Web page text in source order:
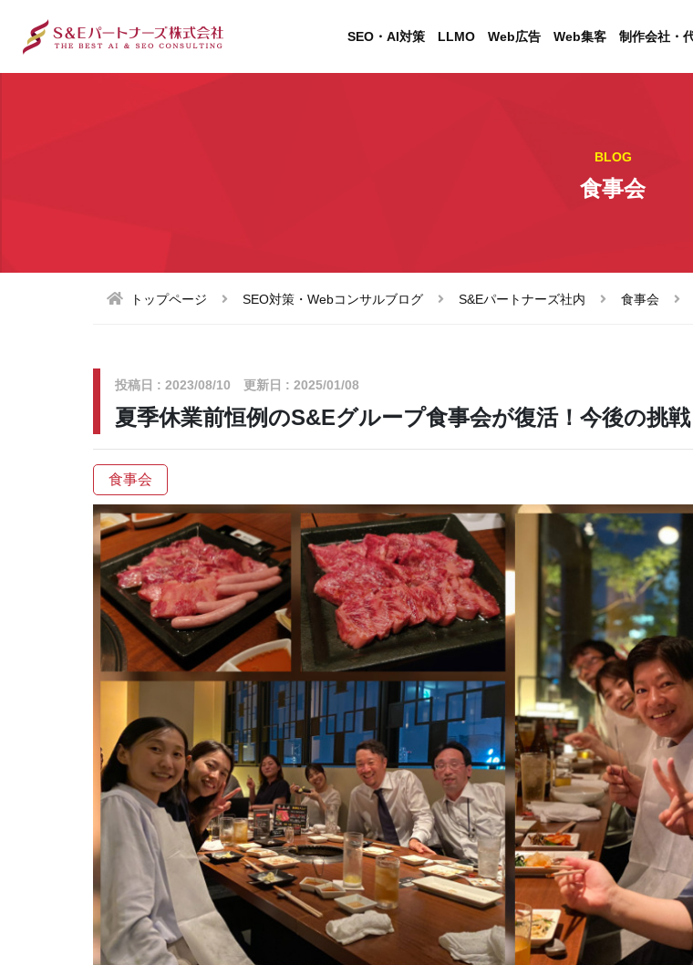
SEO・AI対策 LLMO Web広告 Web集客 制作会社・
BLOG
食事会
トップページ SEO対策・Webコンサルブログ S&Eパートナーズ社内 食事会
投稿日 : 2023/08/10 更新日 : 2025/01/08
夏季休業前恒例のS&Eグループ食事会が復活！今後の挑戦
食事会